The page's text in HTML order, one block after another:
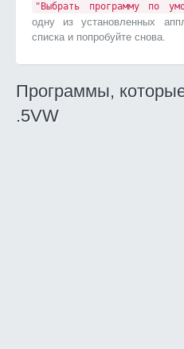
"Выбрать программу по
одну из установленных
списка и попробуйте снова.
Программы,
.5VW